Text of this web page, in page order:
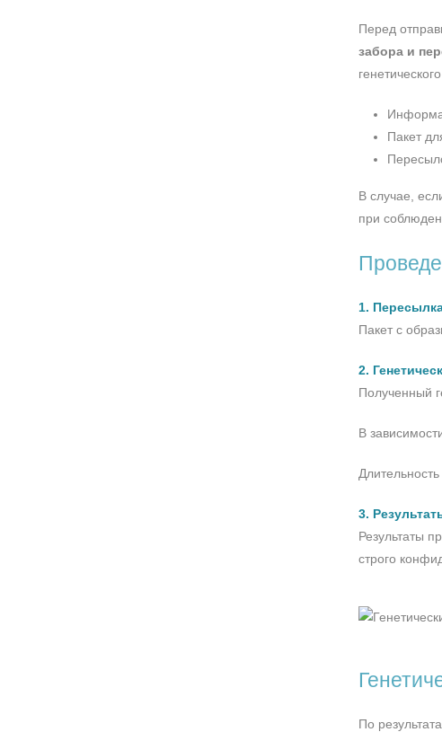
Перед
забора и
Пакет
В случае,
при
1.
Пакет с
2.
Полученный
В
3.
Результаты
строго
По